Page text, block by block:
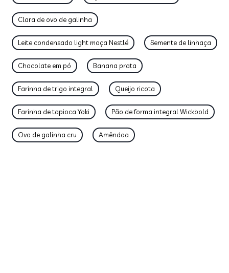
Clara de ovo de galinha
Leite condensado light moça Nestlé Semente de linhaça
Chocolate em pó Banana prata
Farinha de trigo integral Queijo ricota
Farinha de tapioca Yoki Pão de forma integral Wickbold
Ovo de galinha cru Amêndoa